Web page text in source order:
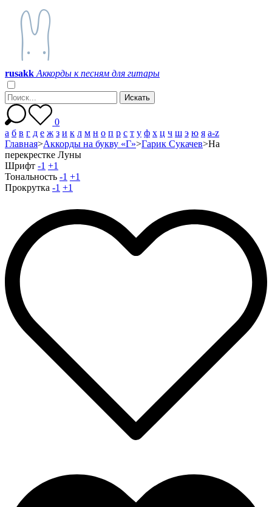
rusakk Аккорды к песням для гитары
0
а б в г д е ж з и к л м н о п р с т у ф х ц ч ш э ю я a-z
Главная>Аккорды на букву «Г»>Гарик Сукачев>На
перекрестке Луны
Шрифт -1 +1
Тональность -1 +1
Прокрутка -1 +1